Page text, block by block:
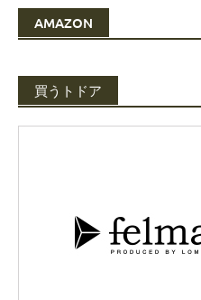
AMAZON
買うトドア